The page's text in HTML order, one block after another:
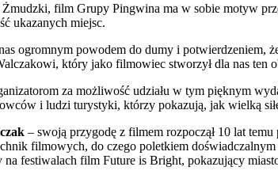
film Grupy Pingwina ma w sobie motyw
ukazanych miejsc.
ogromnym powodem do dumy i potwierdzeniem,
który jako filmowiec stworzył dla nas
za możliwość udziału w tym pięknym
i ludzi turystyki, którzy pokazują, jak wielką
– swoją przygodę z filmem rozpoczął 10 lat
filmowych, do czego poletkiem
festiwalach film Future is Bright, pokazujący